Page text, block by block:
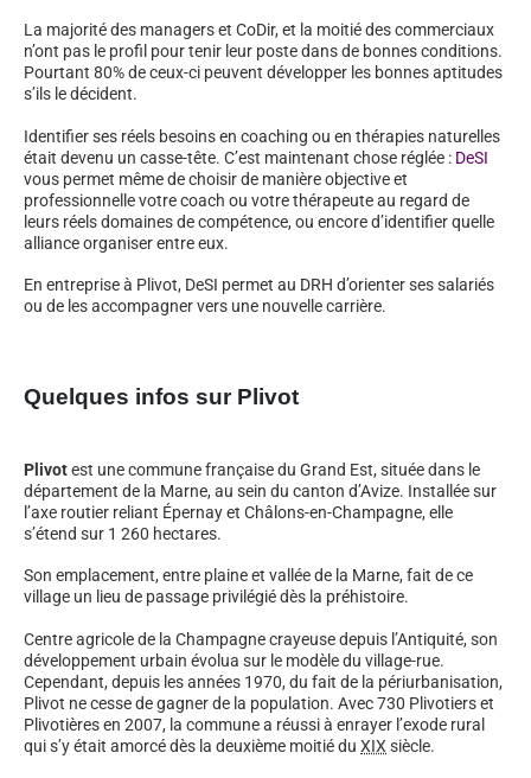
La majorité des managers et CoDir, et la moitié des commerciaux
n’ont pas le profil pour tenir leur poste dans de bonnes conditions.
Pourtant 80% de ceux-ci peuvent développer les bonnes aptitudes
s’ils le décident.
Identifier ses réels besoins en coaching ou en thérapies naturelles
était devenu un casse-tête. C’est maintenant chose réglée : DeSI
vous permet même de choisir de manière objective et
professionnelle votre coach ou votre thérapeute au regard de
leurs réels domaines de compétence, ou encore d’identifier quelle
alliance organiser entre eux.
En entreprise à Plivot, DeSI permet au DRH d’orienter ses salariés
ou de les accompagner vers une nouvelle carrière.
Quelques infos sur Plivot
Plivotest une commune française du Grand Est, située dans le
département de la Marne, au sein du canton d’Avize. Installée sur
l’axe routier reliant Épernay et Châlons-en-Champagne, elle
s’étend sur 1 260 hectares.
Son emplacement, entre plaine et vallée de la Marne, fait de ce
village un lieu de passage privilégié dès la préhistoire.
Centre agricole de la Champagne crayeuse depuis l’Antiquité, son
développement urbain évolua sur le modèle du village-rue.
Cependant, depuis les années 1970, du fait de la périurbanisation,
Plivot ne cesse de gagner de la population. Avec 730 Plivotiers et
Plivotières en 2007, la commune a réussi à enrayer l’exode rural
qui s’y était amorcé dès la deuxième moitié du XIX siècle.